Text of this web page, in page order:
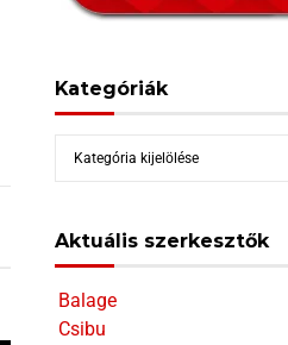
Kategóriák
Kategóriák
Aktuális szerkesztők
Balage
Csibu